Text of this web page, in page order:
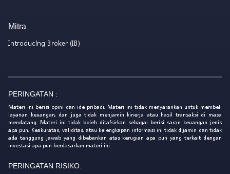
Mitra
Introducing Broker (IB)
PERINGATAN :
Materi ini berisi opini dan ide pribadi. Materi ini tidak menyarankan untuk membeli
layanan keuangan, dan juga tidak menjamin kinerja atau hasil transaksi di masa
mendatang. Materi ini tidak boleh ditafsirkan sebagai berisi saran keuangan jenis
apa pun. Keakuratan, validitas, atau kelengkapan informasi ini tidak dijamin dan tidak
ada tanggung jawab yang dibebankan atas kerugian apa pun yang terkait dengan
investasi apa pun berdasarkan materi ini.
PERINGATAN RISIKO: